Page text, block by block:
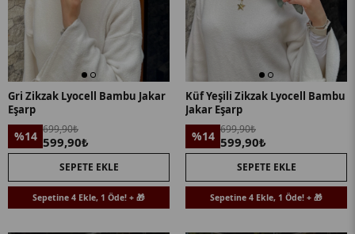
Gri Zikzak Lyocell Bambu Jakar
Eşarp
%14 699,90₺
599,90₺
SEPETE EKLE
Sepetine 4 Ekle, 1 Öde! + 🎁
Küf Yeşili Zikzak Lyocell Bambu
Jakar Eşarp
%14 699,90₺
599,90₺
SEPETE EKLE
Sepetine 4 Ekle, 1 Öde! + 🎁